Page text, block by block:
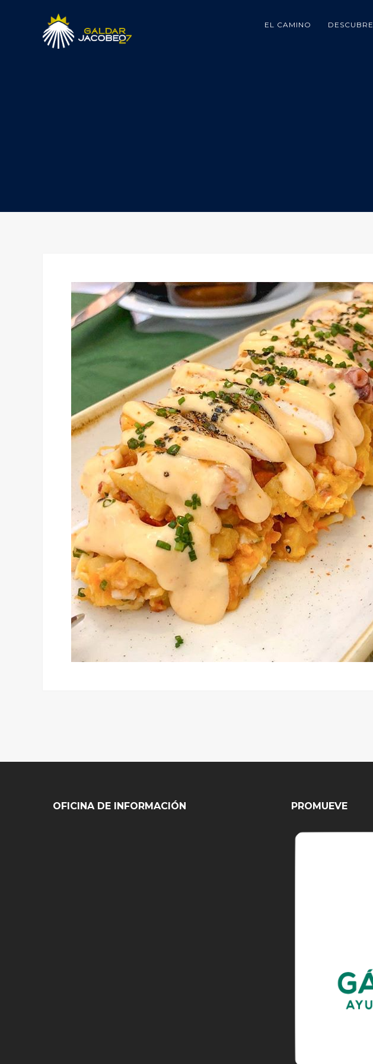
EL CAMINO DESCUBRE
OFICINA DE INFORMACIÓN PROMUEVE